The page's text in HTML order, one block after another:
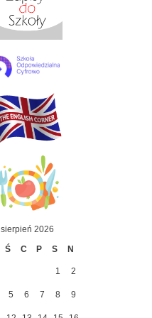
sierpień 2026
Ś C P S N
1 2
5 6 7 8 9